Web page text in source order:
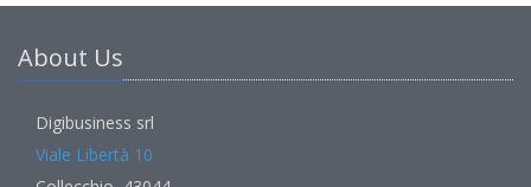
About Us
Digibusiness srl
Viale Libertà 10